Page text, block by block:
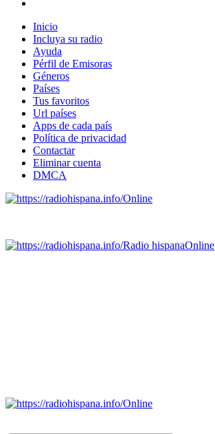
Inicio
Incluya su radio
Ayuda
Pérfil de Emisoras
Géneros
Países
Tus favoritos
Url países
Apps de cada país
Política de privacidad
Contactar
Eliminar cuenta
DMCA
Online
Radio hispanaOnline
Online